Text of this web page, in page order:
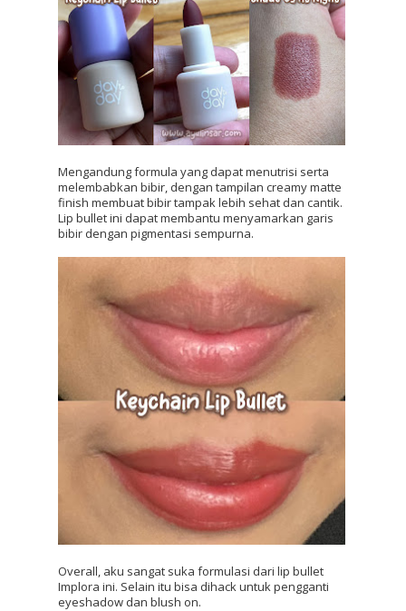
Mengandung formula yang dapat menutrisi serta
melembabkan bibir, dengan tampilan creamy matte
finish membuat bibir tampak lebih sehat dan cantik.
Lip bullet ini dapat membantu menyamarkan garis
bibir dengan pigmentasi sempurna.
Overall, aku sangat suka formulasi dari lip bullet
Implora ini. Selain itu bisa dihack untuk pengganti
eyeshadow dan blush on.